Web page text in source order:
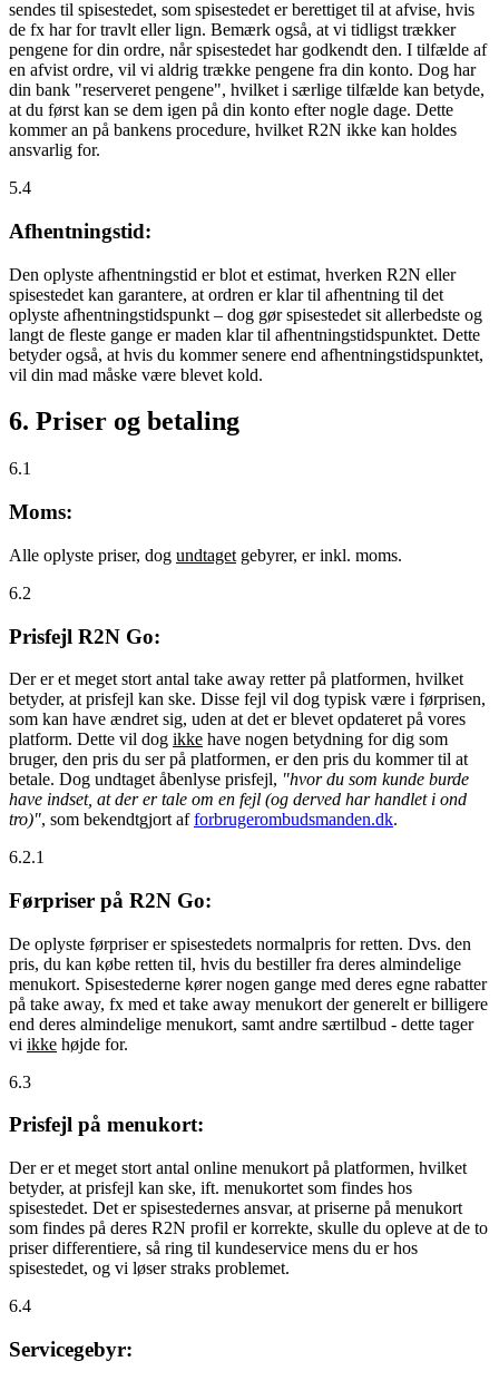
sendes til spisestedet, som spisestedet er berettiget til at afvise, hvis
de fx har for travlt eller lign. Bemærk også, at vi tidligst trækker
pengene for din ordre, når spisestedet har godkendt den. I tilfælde af
en afvist ordre, vil vi aldrig trække pengene fra din konto. Dog har
din bank "reserveret pengene", hvilket i særlige tilfælde kan betyde,
at du først kan se dem igen på din konto efter nogle dage. Dette
kommer an på bankens procedure, hvilket R2N ikke kan holdes
ansvarlig for.
5.4
Afhentningstid:
Den oplyste afhentningstid er blot et estimat, hverken R2N eller
spisestedet kan garantere, at ordren er klar til afhentning til det
oplyste afhentningstidspunkt – dog gør spisestedet sit allerbedste og
langt de fleste gange er maden klar til afhentningstidspunktet. Dette
betyder også, at hvis du kommer senere end afhentningstidspunktet,
vil din mad måske være blevet kold.
6. Priser og betaling
6.1
Moms:
Alle oplyste priser, dog undtaget gebyrer, er inkl. moms.
6.2
Prisfejl R2N Go:
Der er et meget stort antal take away retter på platformen, hvilket
betyder, at prisfejl kan ske. Disse fejl vil dog typisk være i førprisen,
som kan have ændret sig, uden at det er blevet opdateret på vores
platform. Dette vil dog ikke have nogen betydning for dig som
bruger, den pris du ser på platformen, er den pris du kommer til at
betale. Dog undtaget åbenlyse prisfejl, "hvor du som kunde burde
have indset, at der er tale om en fejl (og derved har handlet i ond
tro)", som bekendtgjort afforbrugerombudsmanden.dk.
6.2.1
Førpriser på R2N Go:
De oplyste førpriser er spisestedets normalpris for retten. Dvs. den
pris, du kan købe retten til, hvis du bestiller fra deres almindelige
menukort. Spisestederne kører nogen gange med deres egne rabatter
på take away, fx med et take away menukort der generelt er billigere
end deres almindelige menukort, samt andre særtilbud - dette tager
vi ikke højde for.
6.3
Prisfejl på menukort:
Der er et meget stort antal online menukort på platformen, hvilket
betyder, at prisfejl kan ske, ift. menukortet som findes hos
spisestedet. Det er spisestedernes ansvar, at priserne på menukort
som findes på deres R2N profil er korrekte, skulle du opleve at de to
priser differentiere, så ring til kundeservice mens du er hos
spisestedet, og vi løser straks problemet.
6.4
Servicegebyr: